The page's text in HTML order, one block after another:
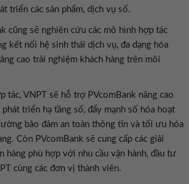
triển các sản phẩm, dịch vụ số.
cũng sẽ nghiên cứu các mô hình hợp tác
kết nối hệ sinh thái dịch vụ, đa dạng hóa
cao trải nghiệm khách hàng trên môi
tác, VNPT sẽ hỗ trợ PVcomBank nâng cao
triển hạ tầng số, đẩy mạnh số hóa hoạt
bảo đảm an toàn thông tin và tối ưu hóa
Còn PVcomBank sẽ cung cấp các giải
hàng phù hợp với nhu cầu vận hành, đầu tư
cùng các đơn vị thành viên.